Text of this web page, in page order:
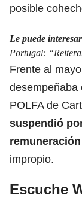
posible
Le puede
Portugal:
Frente al
desempeñaba
POLFA de
suspendió
impropio.
Escuche